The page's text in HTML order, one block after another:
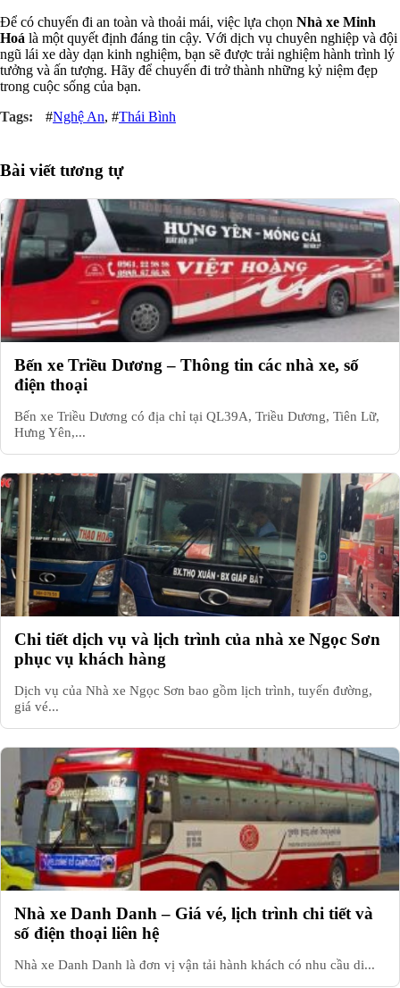
Để có chuyến đi an toàn và thoải mái, việc lựa chọn Nhà xe Minh
Hoá là một quyết định đáng tin cậy. Với dịch vụ chuyên nghiệp và đội
ngũ lái xe dày dạn kinh nghiệm, bạn sẽ được trải nghiệm hành trình lý
tưởng và ấn tượng. Hãy để chuyến đi trở thành những kỷ niệm đẹp
trong cuộc sống của bạn.
#Nghệ An, #Thái Bình
Bài viết tương tự
Bến xe Triều Dương – Thông tin các nhà xe, số
điện thoại
Bến xe Triều Dương có địa chỉ tại QL39A, Triều Dương, Tiên Lữ,
Hưng Yên,...
Chi tiết dịch vụ và lịch trình của nhà xe Ngọc Sơn
phục vụ khách hàng
Dịch vụ của Nhà xe Ngọc Sơn bao gồm lịch trình, tuyến đường,
giá vé...
Nhà xe Danh Danh – Giá vé, lịch trình chi tiết và
số điện thoại liên hệ
Nhà xe Danh Danh là đơn vị vận tải hành khách có nhu cầu di...